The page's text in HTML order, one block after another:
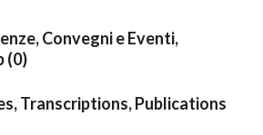
Convegni e Eventi,
(0)
Transcriptions, Publications